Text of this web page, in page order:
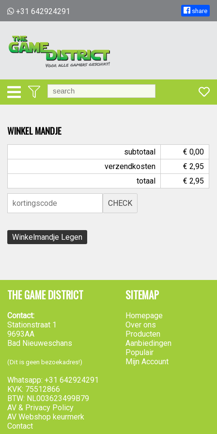
+31 642924291 share
WINKEL MANDJE
subtotaal
€ 0,00
verzendkosten
€ 2,95
totaal
€ 2,95
Winkelmandje Legen
THE GAME DISTRICT
Contact:
Stationstraat 1
9693AA
Bad Nieuweschans
(Dit is geen bezoekadres!)
Whatsapp: +31 642924291
KVK: 75512866
BTW: NL003623499B79
AV & Privacy Policy
AV Webshop keurmerk
Contact
SITEMAP
Homepage
Over ons
Producten
Aanbiedingen
Populair
Mijn Account